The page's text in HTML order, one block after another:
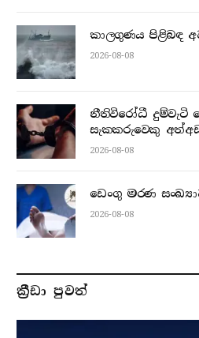
කාලගුණය පිළිබඳ
2026-08-08
නීතිවිරෝධී
සැකකරුවෙකු
2026-08-08
ඩෙංගු මරණ
2026-08-08
ක්‍රීඩා පුවත්